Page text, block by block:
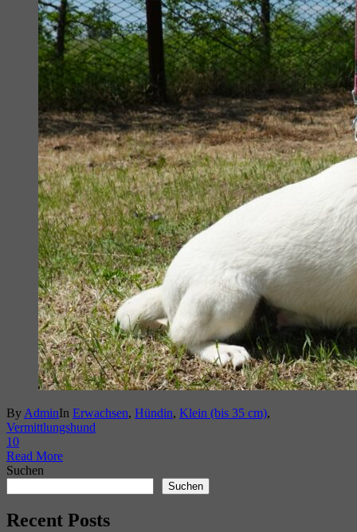
By AdminIn Erwachsen, Hündin, Klein (bis 35 cm),
Vermittlungshund
10
Read More
Suchen
Suchen
Recent Posts